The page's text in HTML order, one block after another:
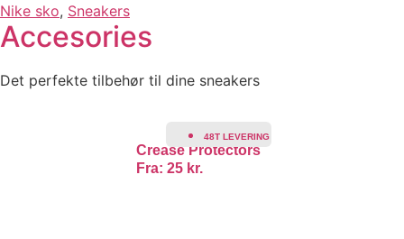
Nike sko, Sneakers
Accesories
Det perfekte tilbehør til dine sneakers
48T LEVERING
Crease Protectors
Fra: 25 kr.